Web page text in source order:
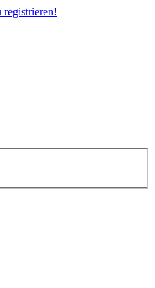
registrieren!